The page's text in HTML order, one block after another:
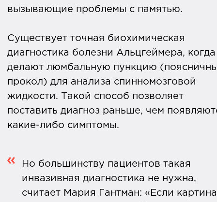
вызывающие проблемы с памятью.
Существует точная биохимическая
диагностика болезни Альцгеймера, когда
делают люмбальную пункцию
прокол) для анализа спинномозговой
жидкости. Такой способ позволяет
поставить диагноз раньше, чем
какие-либо симптомы.
Но большинству пациентов такая
инвазивная диагностика не нужна,
считает Мария Гантман: «Если картина